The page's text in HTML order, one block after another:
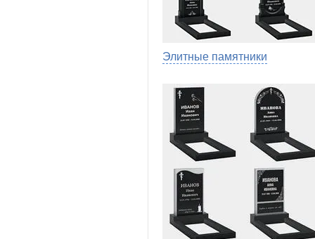
Элитные памятники